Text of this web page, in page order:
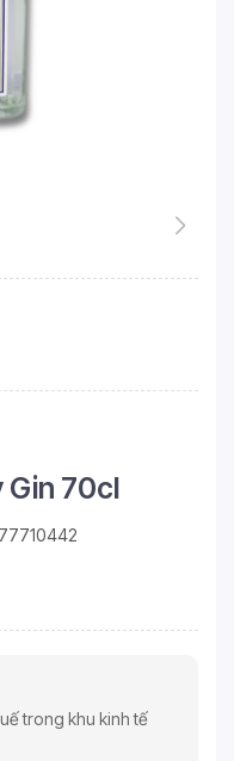
Gin 70cl
trong khu kinh tế